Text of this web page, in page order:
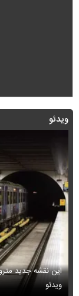
ویدئو
این نقشه جدید
ویدئو